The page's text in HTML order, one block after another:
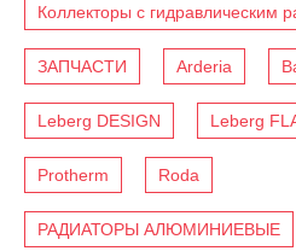
Коллекторы с гидравлическим
ЗАПЧАСТИ Arderia
Leberg DESIGN Leberg
Protherm Roda
РАДИАТОРЫ АЛЮМИНИЕВЫЕ